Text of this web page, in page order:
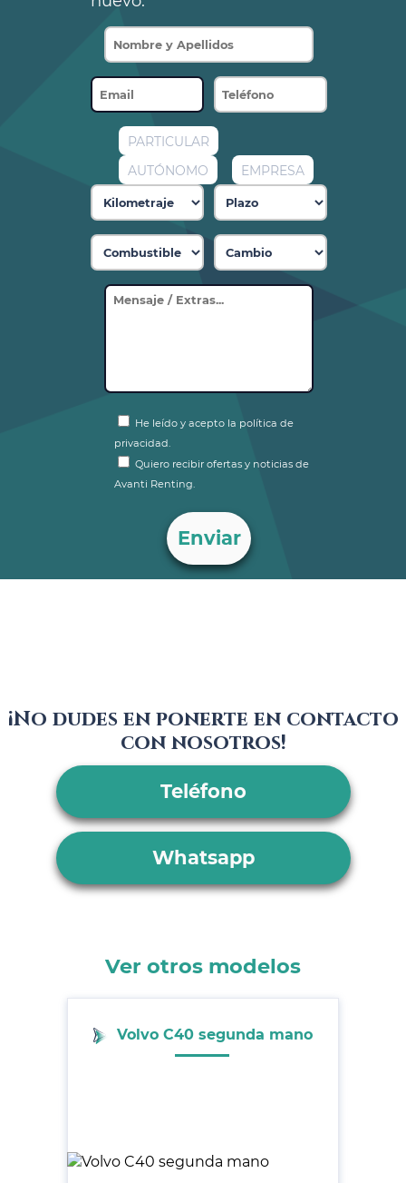
PARTICULAR
AUTÓNOMO
EMPRESA
He leído y acepto la política de
privacidad.
Quiero recibir ofertas y noticias de
Avanti Renting.
¡No dudes en ponerte en contacto
con nosotros!
Teléfono
Whatsapp
Ver otros modelos
Volvo C40 segunda mano